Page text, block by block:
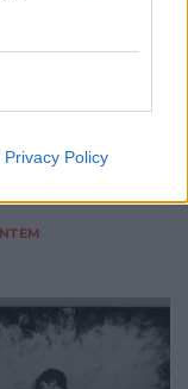
Privacy Policy2023-02-